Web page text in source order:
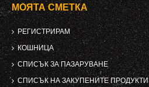
МОЯТА СМЕТКА
РЕГИСТРИРАМ
КОШНИЦА
СПИСЪК ЗА ПАЗАРУВАНЕ
СПИСЪК НА ЗАКУПЕНИТЕ ПРОДУКТИ